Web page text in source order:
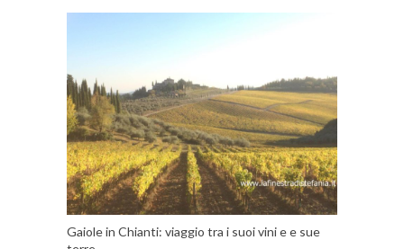
Gaiole in Chianti: viaggio tra i suoi vini e e sue